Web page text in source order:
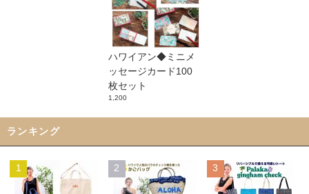
ハワイアン◆ミニメ
ッセージカード100
枚セット
1,200
ランキング
1 2 3